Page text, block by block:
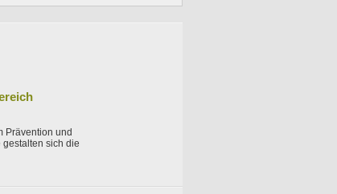
Prävention und
sich die